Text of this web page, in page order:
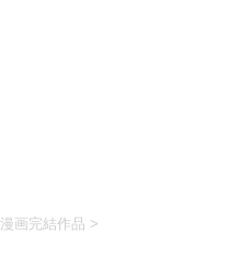
漫画完結作品 >